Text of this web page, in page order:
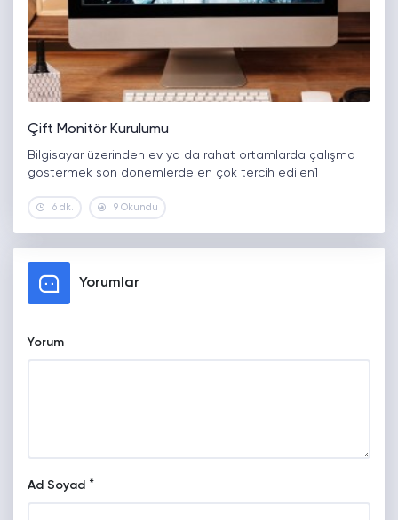
Çift Monitör Kurulumu
Bilgisayar üzerinden ev ya da rahat ortamlarda çalışma
göstermek son dönemlerde en çok tercih edilen1
6 dk. 9 Okundu
Yorumlar
Yorum
Ad Soyad *